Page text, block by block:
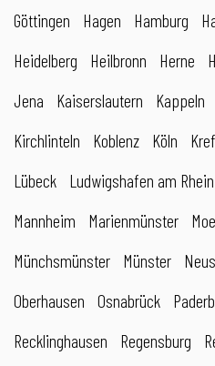
Göttingen
Hagen Hamburg
Heidelberg
Heilbronn Herne
Jena
Kaiserslautern Kappeln
Kirchlinteln
Koblenz Köln
Lübeck
Ludwigshafen am Rhein
Mannheim
Marienmünster
Münchsmünster
Münster
Oberhausen
Osnabrück
Recklinghausen
Regensburg